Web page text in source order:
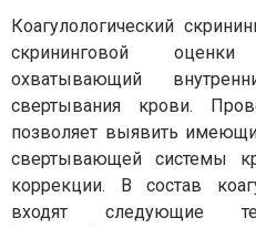
Коагулологический
скрининговой
охватывающий
свертывания крови.
позволяет выявить
свертывающей системы
коррекции. В состав
входят следующие